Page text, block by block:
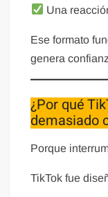
Una
Ese formato
genera
¿Por qué
demasiado
Porque
TikTok fue